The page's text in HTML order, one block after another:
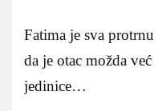
Fatima je sva
da je otac možda
jedinice…